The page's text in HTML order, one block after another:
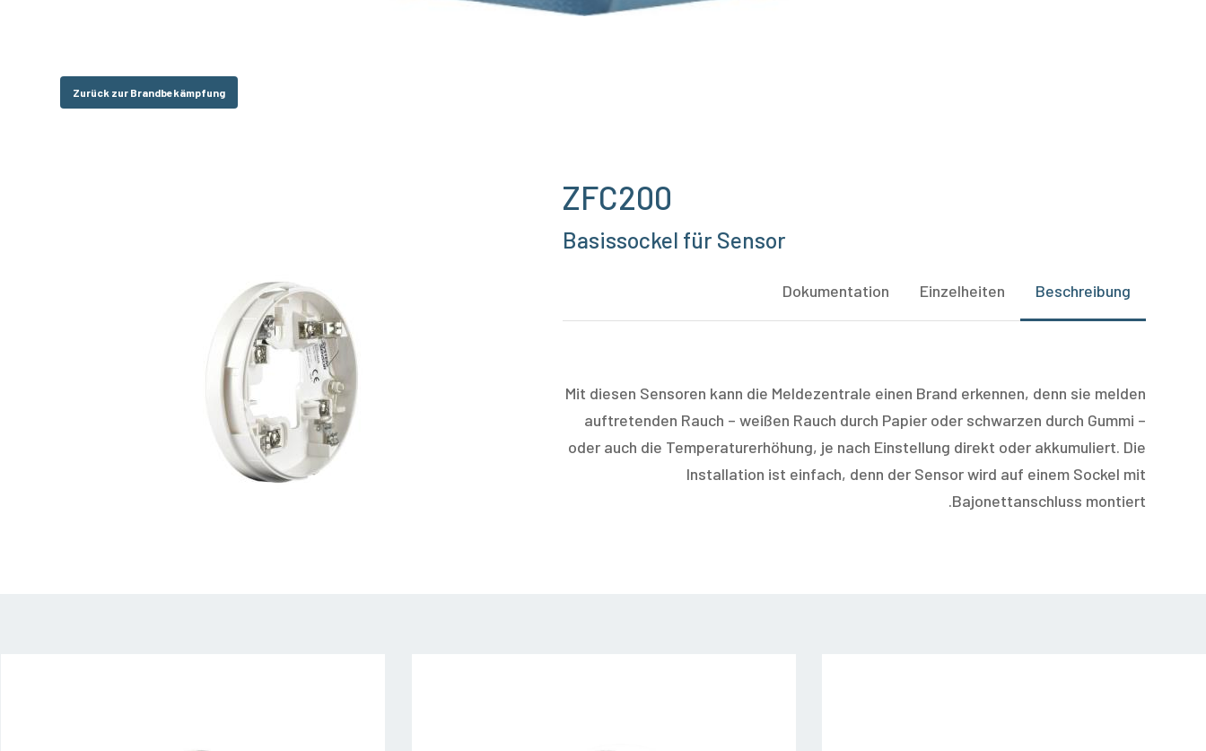
Zurück zur Brandbekämpfung
ZFC200
Basissockel für Sensor
Beschreibung
Einzelheiten
Dokumentation
Mit diesen Sensoren kann die Meldezentrale einen Brand erkennen, denn sie melden
auftretenden Rauch – weißen Rauch durch Papier oder schwarzen durch Gummi –
oder auch die Temperaturerhöhung, je nach Einstellung direkt oder akkumuliert. Die
Installation ist einfach, denn der Sensor wird auf einem Sockel mit
Bajonettanschluss montiert.